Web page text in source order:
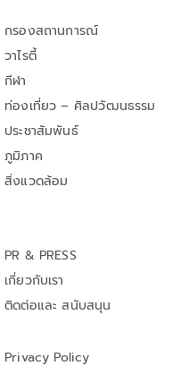
กรองสถานการณ์
วาไรตี้
กีฬา
ท่องเที่ยว – ศิลปวัฒนธรรม
ประชาสัมพันธ์
ภูมิภาค
สิ่งแวดล้อม
PR & PRESS
เกี่ยวกับเรา
ติดต่อและ สนับสนุน
Privacy Policy